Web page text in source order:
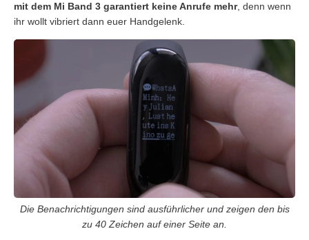
mit dem Mi Band 3 garantiert keine Anrufe mehr, denn wenn
ihr wollt vibriert dann euer Handgelenk.
Die Benachrichtigungen sind ausführlicher und zeigen den bis
zu 40 Zeichen auf einer Seite an.